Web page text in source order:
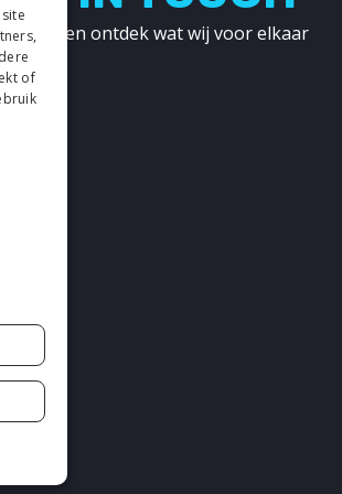
op en ontdek wat wij voor elkaar
of